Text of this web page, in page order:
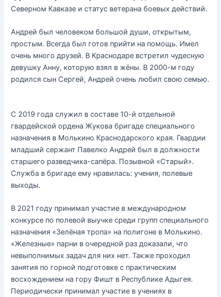
Северном Кавказе и статус ветерана боевых действий.
Андрей был человеком большой души, открытым,
простым. Всегда был готов прийти на помощь. Имел
очень много друзей. В Краснодаре встретил чудесную
девушку Анну, которую взял в жёны. В 2000-м году
родился сын Сергей, Андрей очень любил свою семью.
С 2019 года служил в составе 10-й отдельной
гвардейской ордена Жукова бригаде специального
назначения в Молькино Краснодарского края. Гвардии
младший сержант Павелко Андрей был в должности
старшего разведчика-сапёра. Позывной «Старый».
Служба в бригаде ему нравилась: учения, полевые
выходы.
В 2021 году принимал участие в международном
конкурсе по полевой выучке среди групп специального
назначения «Зелёная тропа» на полигоне в Молькино.
«Железные» парни в очередной раз доказали, что
невыполнимых задач для них нет. Также проходил
занятия по горной подготовке с практическим
восхождением на гору Фишт в Республике Адыгея.
Периодически принимал участие в учениях в